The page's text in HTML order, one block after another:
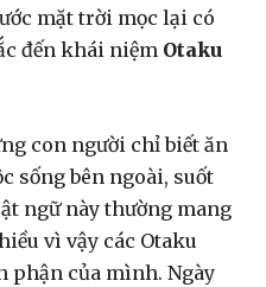
mặt trời mọc lại có
đến khái niệm Otaku
con người chỉ biết ăn
sống bên ngoài, suốt
ngữ này thường mang
vì vậy các Otaku
phận của mình. Ngày